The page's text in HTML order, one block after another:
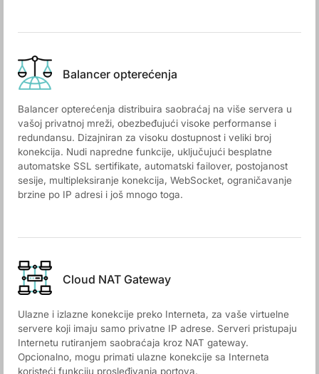
Balancer opterećenja
Balancer opterećenja distribuira saobraćaj na više servera u
vašoj privatnoj mreži, obezbeđujući visoke performanse i
redundansu. Dizajniran za visoku dostupnost i veliki broj
konekcija. Nudi napredne funkcije, uključujući besplatne
automatske SSL sertifikate, automatski failover, postojanost
sesije, multipleksiranje konekcija, WebSocket, ograničavanje
brzine po IP adresi i još mnogo toga.
Cloud NAT Gateway
Ulazne i izlazne konekcije preko Interneta, za vaše virtuelne
servere koji imaju samo privatne IP adrese. Serveri pristupaju
Internetu rutiranjem saobraćaja kroz NAT gateway.
Opcionalno, mogu primati ulazne konekcije sa Interneta
koristeći funkciju prosleđivanja portova.